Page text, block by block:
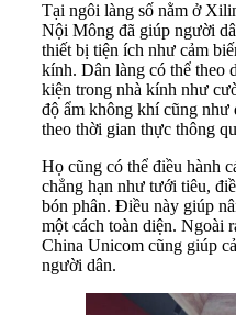
Tại ngôi làng số nằm ở
Nội Mông đã giúp người
thiết bị tiện ích như cảm
kính. Dân làng có thể theo
kiện trong nhà kính như
độ ẩm không khí cũng như
theo thời gian thực thông
Họ cũng có thể điều hành
chẳng hạn như tưới tiêu,
bón phân. Điều này giúp
một cách toàn diện. Ngoài
China Unicom cũng giúp
người dân.